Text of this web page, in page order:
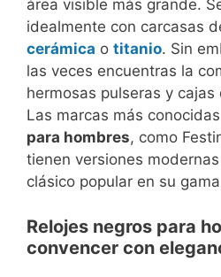
área visible más grande.
idealmente con carcasas
cerámica o titanio. Sin
las veces encuentras la
hermosas pulseras y
Las marcas más
para hombres, como
tienen versiones
clásico popular en su
Relojes negros para
convencer con